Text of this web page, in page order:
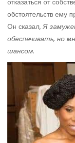
отказаться от
обстоятельств ему
Он сказал,Я
обеспечивать, но
шансом.